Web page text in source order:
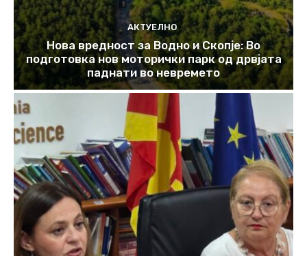
АКТУЕЛНО
Нова вредност за Водно и Скопје: Во
подготовка нов моторички парк од дрвјата
паднати во невремето